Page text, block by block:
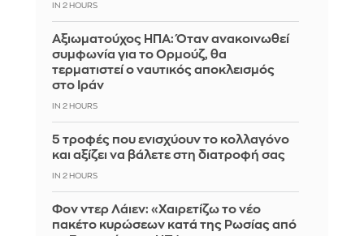
IN 2 HOURS
Αξιωματούχος ΗΠΑ: Όταν ανακοινωθεί
συμφωνία για το Ορμούζ, θα
τερματιστεί ο ναυτικός αποκλεισμός
στο Ιράν
IN 2 HOURS
5 τροφές που ενισχύουν το κολλαγόνο
και αξίζει να βάλετε στη διατροφή σας
IN 2 HOURS
Φον ντερ Λάιεν: «Χαιρετίζω το νέο
πακέτο κυρώσεων κατά της Ρωσίας από